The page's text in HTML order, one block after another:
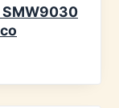
SMW9030